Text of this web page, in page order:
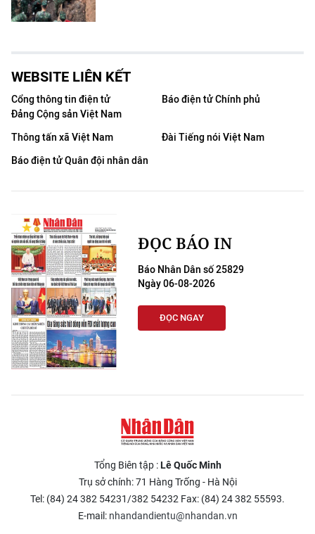
WEBSITE LIÊN KẾT
Cổng thông tin điện tử
Đảng Cộng sản Việt Nam
Báo điện tử Chính phủ
Thông tấn xã Việt Nam
Đài Tiếng nói Việt Nam
Báo điện tử Quân đội nhân dân
ĐỌC BÁO IN
Báo Nhân Dân số 25829
Ngày 06-08-2026
ĐỌC NGAY
Tổng Biên tập :Lê Quốc Minh
Trụ sở chính: 71 Hàng Trống - Hà Nội
Tel: (84) 24 382 54231/382 54232 Fax: (84) 24 382 55593.
E-mail: nhandandientu@nhandan.vn